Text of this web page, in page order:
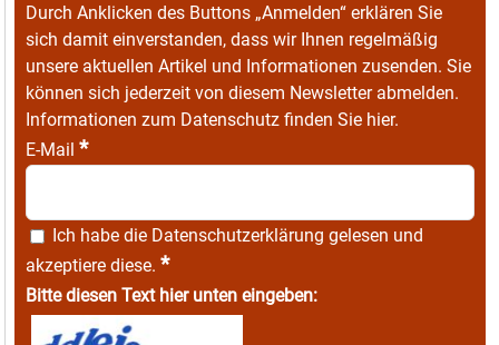
Durch Anklicken des Buttons „Anmelden“ erklären Sie
sich damit einverstanden, dass wir Ihnen regelmäßig
unsere aktuellen Artikel und Informationen zusenden. Sie
können sich jederzeit von diesem Newsletter abmelden.
Informationen zum Datenschutz finden Sie hier.
E-Mail *
Ich habe die Datenschutzerklärung gelesen und
akzeptiere diese. *
Bitte diesen Text hier unten eingeben: